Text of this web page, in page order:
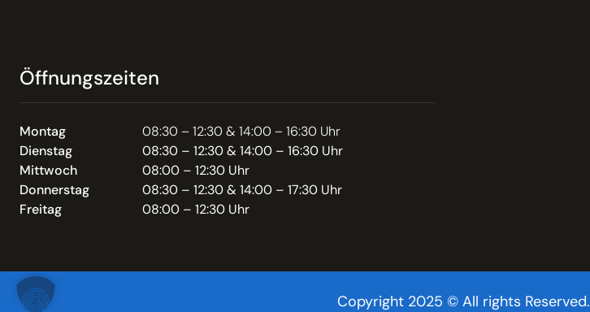
Öffnungszeiten
Montag
08:30 – 12:30 & 14:00 – 16:30 Uhr
Dienstag
08:30 – 12:30 & 14:00 – 16:30 Uhr
Mittwoch
08:00 – 12:30 Uhr
Donnerstag
08:30 – 12:30 & 14:00 – 17:30 Uhr
Freitag
08:00 – 12:30 Uhr
Copyright 2025 © All rights Reserved.